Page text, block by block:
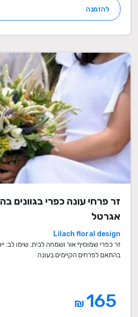
להזמנה
זר פרחי עונה כפרי בגוונים
אגרטל
Lilach floral design
זר כפרי שמוסיף אור ושמחה לבית. שימו לב:
בהתאם לפרחים הקיימים בעונה
₪